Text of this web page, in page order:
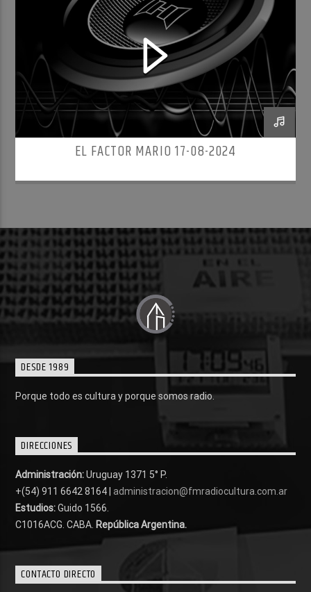
EL FACTOR MARIO 17-08-2024
DESDE 1989
Porque todo es cultura y porque somos radio.
DIRECCIONES
Administración:Uruguay 1371 5° P.
+(54) 911 6642 8164 | administracion@fmradiocultura.com.ar
Estudios:Guido 1566.
C1016ACG . CABA. República Argentina.
CONTACTO DIRECTO